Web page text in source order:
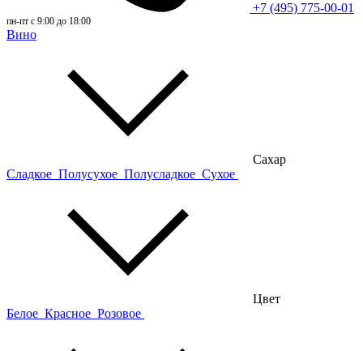
+7 (495) 775-00-01
пн-пт с 9:00 до 18:00
Вино
Сахар
Сладкое Полусухое Полусладкое Сухое
Цвет
Белое Красное Розовое